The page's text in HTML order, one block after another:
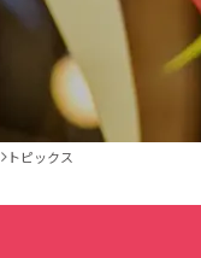
トピックス